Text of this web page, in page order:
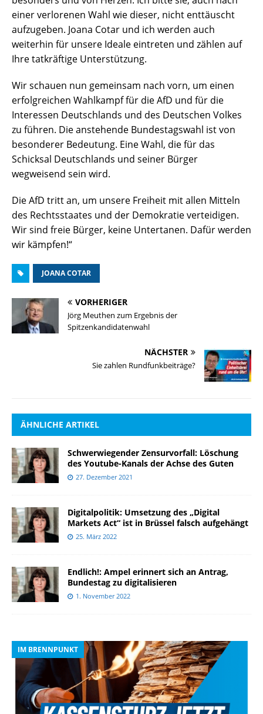
einer verlorenen Wahl wie dieser, nicht enttäuscht
aufzugeben. Joana Cotar und ich werden auch
weiterhin für unsere Ideale eintreten und zählen auf
Ihre tatkräftige Unterstützung.
Wir schauen nun gemeinsam nach vorn, um einen
erfolgreichen Wahlkampf für die AfD und für die
Interessen Deutschlands und des Deutschen Volkes
zu führen. Die anstehende Bundestagswahl ist von
besonderer Bedeutung. Eine Wahl, die für das
Schicksal Deutschlands und seiner Bürger
wegweisend sein wird.
Die AfD tritt an, um unsere Freiheit mit allen Mitteln
des Rechtsstaates und der Demokratie verteidigen.
Wir sind freie Bürger, keine Untertanen. Dafür werden
wir kämpfen!“
JOANA COTAR
VORHERIGER
Jörg Meuthen zum Ergebnis der
Spitzenkandidatenwahl
NÄCHSTER
Sie zahlen Rundfunkbeiträge?
ÄHNLICHE ARTIKEL
Schwerwiegender Zensurvorfall: Löschung
des Youtube-Kanals der Achse des Guten
27. Dezember 2021
Digitalpolitik: Umsetzung des „Digital
Markets Act“ ist in Brüssel falsch aufgehängt
25. März 2022
Endlich!: Ampel erinnert sich an Antrag,
Bundestag zu digitalisieren
1. November 2022
IM BRENNPUNKT